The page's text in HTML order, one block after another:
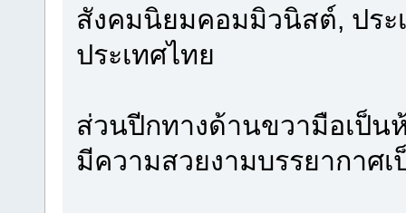
สังคมนิยมคอมมิวนิสต์, ประ
ประเทศไทย
ส่วนปีกทางด้านขวามือเป็น
มีความสวยงามบรรยากาศ